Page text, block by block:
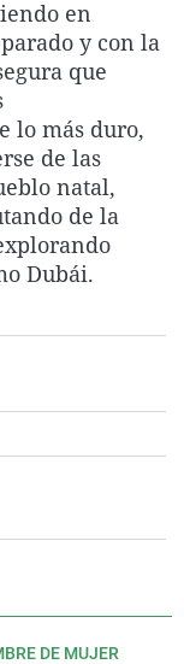
rosa de los vientos
viajera
el perro y el
de
Operación Viuda
Rioja
Navarra
Vasco
en
y con la
que
lo más duro,
de las
natal,
de la
Dubái.
DE MUJER